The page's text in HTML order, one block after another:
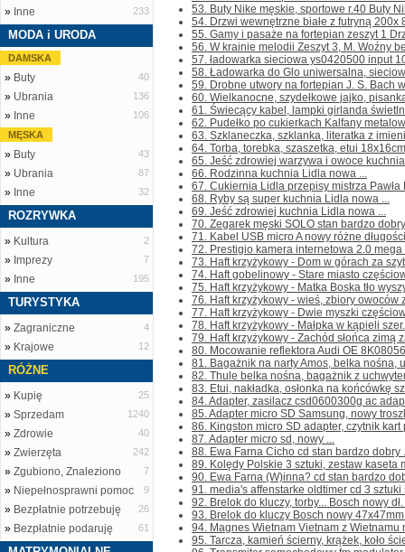
» Inne 233
MODA i URODA
DAMSKA
» Buty 40
» Ubrania 136
» Inne
106
MĘSKA
» Buty 43
» Ubrania 87
» Inne 32
ROZRYWKA
» Kultura 2
» Imprezy 7
» Inne 195
TURYSTYKA
» Zagraniczne 4
» Krajowe 12
RÓŻNE
» Kupię 25
» Sprzedam 1240
» Zdrowie 40
» Zwierzęta 242
» Zgubiono, Znaleziono 7
» Niepełnosprawni pomoc 9
» Bezpłatnie potrzebuję 26
» Bezpłatnie podaruję 61
53. Buty Nike męskie, sportowe r.40 Buty
54. Drzwi wewnętrzne białe z futryną 200x
55. Gamy i pasaże na fortepian zeszyt 1
56. W krainie melodii Zeszyt 3, M. Woźny
57. ładowarka sieciowa ys0420500 input
58. Ładowarka do Glo uniwersalna,
59. Drobne utwory na fortepian J. S. Bach
60. Wielkanocne, szydełkowe jajko,
61. Świecący kabel, lampki girlanda
62. Pudełko po cukierkach Kalfany
63. Szklaneczka, szklanka, literatka z
64. Torba, torebka, szaszetka, etui
65. Jeść zdrowiej warzywa i owoce
66. Rodzinna kuchnia Lidla nowa ...
67. Cukiernia Lidla przepisy mistrza Pawła
68. Ryby są super kuchnia Lidla nowa ...
69. Jeść zdrowiej kuchnia Lidla nowa ...
70. Zegarek męski SOLO stan bardzo
71. Kabel USB micro A nowy różne
72. Prestigio kamera internetowa 2.0
73. Haft krzyżykowy - Dom w górach za
74. Haft gobelinowy - Stare miasto
75. Haft krzyżykowy - Matka Boska tło
76. Haft krzyżykowy - wieś, zbiory owoców
77. Haft krzyżykowy - Dwie myszki
78. Haft krzyżykowy - Małpka w kąpieli
79. Haft krzyżykowy - Zachód słońca zimą
80. Mocowanie reflektora Audi OE
81. Bagażnik na narty Amos, belka nośna,
82. Thule belka nośna, bagażnik z
83. Etui, nakładka, osłonka na końcówkę
84. Adapter, zasilacz csd0600300g ac
85. Adapter micro SD Samsung, nowy
86. Kingston micro SD adapter, czytnik kart
87. Adapter micro sd, nowy ...
88. Ewa Farna Cicho cd stan bardzo dobry
89. Kolędy Polskie 3 sztuki, zestaw kaseta
90. Ewa Farna (W)inna? cd stan bardzo
91. media's affenstarke oldtimer cd 3 sztuki
92. Brelok do kluczy, torby... Bosch nowy
93. Brelok do kluczy Bosch nowy
94. Magnes Wietnam Vietnam z Wietnamu
95. Tarcza, kamień ścierny, krążek, koło